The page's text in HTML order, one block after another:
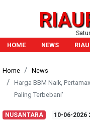
HOME
NEWS RIAU
Home
News
Harga BBM Naik,
Paling Terbebani'
NUSANTARA 10-06-2026